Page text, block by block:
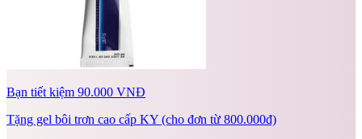
Bạn tiết kiệm 90.000 VNĐ
Tặng gel bôi trơn cao cấp KY (cho đơn từ 800.000đ)